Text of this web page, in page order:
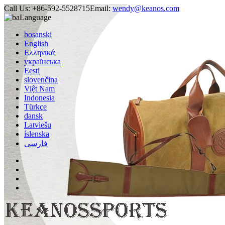
Call Us: +86-592-5528715Email: wendy@keanos.com
Language
bosanski
English
Ελληνικά
українська
Eesti
slovenčina
Việt Nam
Indonesia
Türkçe
dansk
Latviešu
íslenska
فارسی